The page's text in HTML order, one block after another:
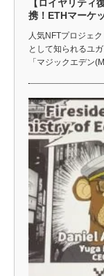
【ロイヤリテ
携！ETHマーケ
人気NFTプロジェ
として知られるユ
「マジックエデン